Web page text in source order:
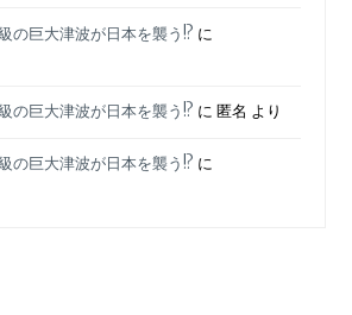
の巨大津波が日本を襲う!? に
の巨大津波が日本を襲う!? に 匿名 より
の巨大津波が日本を襲う!? に